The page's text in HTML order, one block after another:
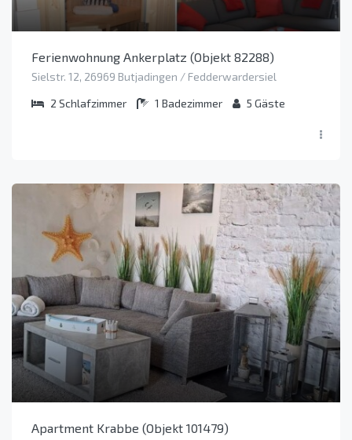
Ferienwohnung Ankerplatz (Objekt 82288)
Sielstr. 12, 26969 Butjadingen / Fedderwardersiel
2 Schlafzimmer 1 Badezimmer 5 Gäste
Apartment Krabbe (Objekt 101479)